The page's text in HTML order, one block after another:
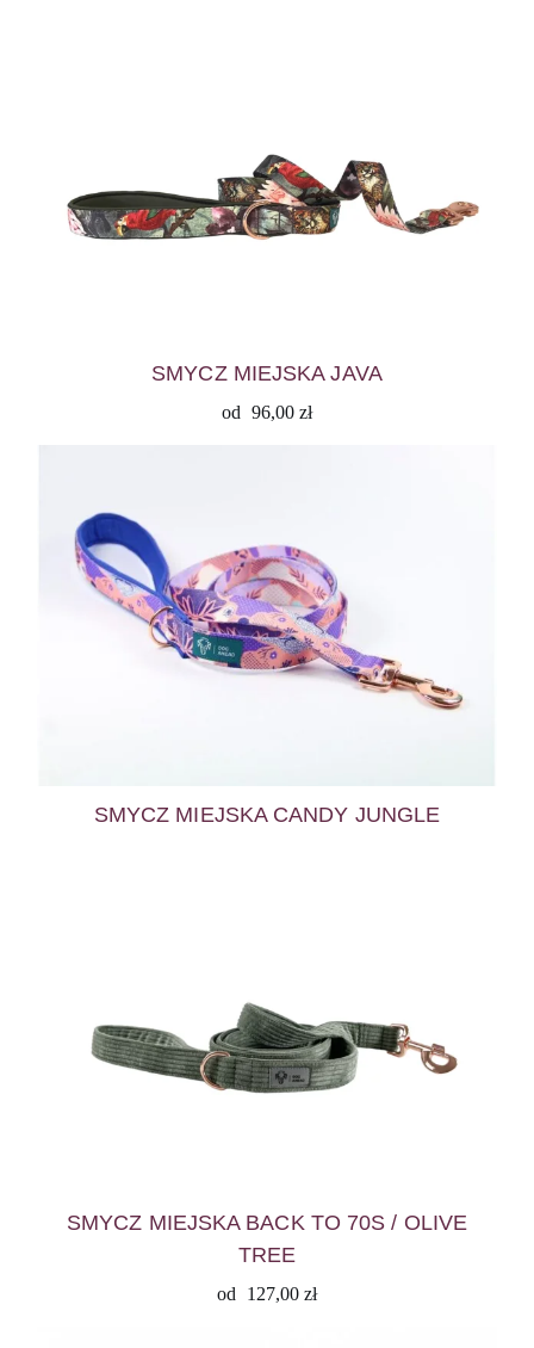
SMYCZ MIEJSKA JAVA
od 96,00 zł
SMYCZ MIEJSKA CANDY JUNGLE
SMYCZ MIEJSKA BACK TO 70S / OLIVE
TREE
od 127,00 zł